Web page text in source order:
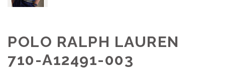
POLO RALPH LAUREN
710-A12491-003